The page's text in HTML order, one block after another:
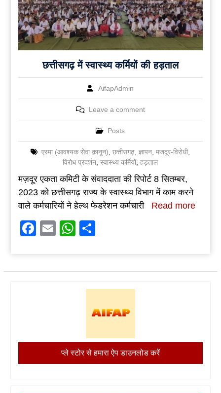
छत्तीसगढ़ में स्वास्थ्य कर्मियों की हड़ताल
AifapAdmin
Leave a comment
Posts
एस्मा (आवश्यक सेवा क़ानून) ,छत्तीसगढ़ ,ज्ञापन ,मजदूर-विरोधी
विरोध प्रदर्शन ,स्वास्थ्य कर्मियों,हड़ताल
मज़दूर एकता कमिटी के संवाददाता की रिपोर्ट 8 सितम्बर,
2023 को छत्तीसगढ़ राज्य के स्वास्थ्य विभाग में काम करने
वाले कर्मचारियों ने हेल्थ फेडरेशन कर्मचारी
Read more
Facebook
EmailWhatsApp
प्ले स्टोर से हमारा ऐप डाउनलोड करें